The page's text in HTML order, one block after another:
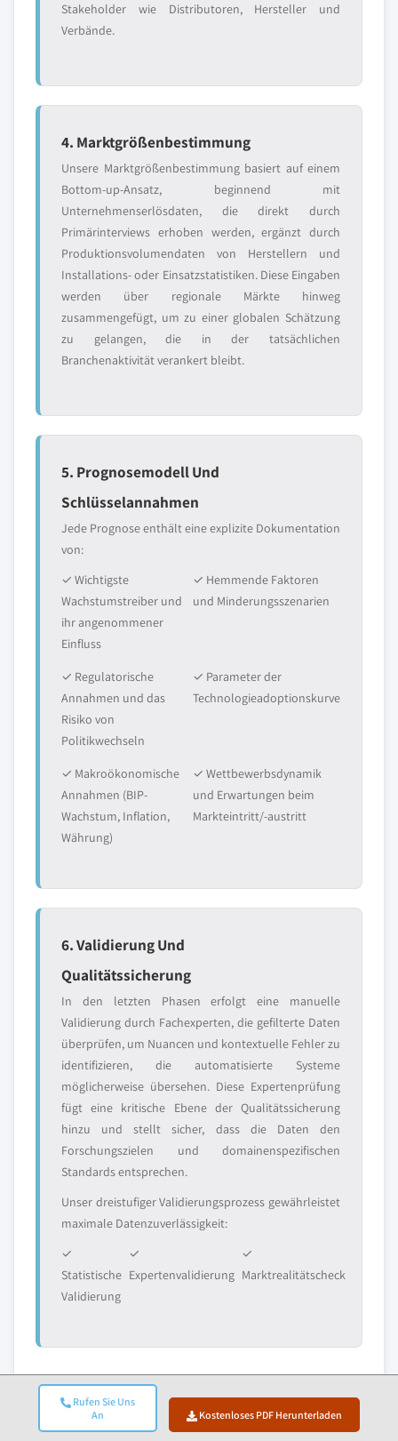
Rufen Sie Uns
An
Kostenloses PDF Herunterladen
Stakeholder wie Distributoren, Hersteller und
Verbände.
4. Marktgrößenbestimmung
Unsere Marktgrößenbestimmung basiert auf einem
Bottom-up-Ansatz, beginnend mit
Unternehmenserlösdaten, die direkt durch
Primärinterviews erhoben werden, ergänzt durch
Produktionsvolumendaten von Herstellern und
Installations- oder Einsatzstatistiken. Diese Eingaben
werden über regionale Märkte hinweg
zusammengefügt, um zu einer globalen Schätzung
zu gelangen, die in der tatsächlichen
Branchenaktivität verankert bleibt.
5. Prognosemodell Und
Schlüsselannahmen
Jede Prognose enthält eine explizite Dokumentation
von:
✓ Wichtigste
Wachstumstreiber und
ihr angenommener
Einfluss
✓ Hemmende Faktoren
und Minderungsszenarien
✓ Regulatorische
Annahmen und das
Risiko von
Politikwechseln
✓ Parameter der
Technologieadoptionskurve
✓ Makroökonomische
Annahmen (BIP-
Wachstum, Inflation,
Währung)
✓ Wettbewerbsdynamik
und Erwartungen beim
Markteintritt/-austritt
6. Validierung Und
Qualitätssicherung
In den letzten Phasen erfolgt eine manuelle
Validierung durch Fachexperten, die gefilterte Daten
überprüfen, um Nuancen und kontextuelle Fehler zu
identifizieren, die automatisierte Systeme
möglicherweise übersehen. Diese Expertenprüfung
fügt eine kritische Ebene der Qualitätssicherung
hinzu und stellt sicher, dass die Daten den
Forschungszielen und domainenspezifischen
Standards entsprechen.
Unser dreistufiger Validierungsprozess gewährleistet
maximale Datenzuverlässigkeit:
✓
Statistische
Validierung
✓
Expertenvalidierung
✓
Marktrealitätscheck
Vertrauen & Glaubwürdigkeit
10+ A+